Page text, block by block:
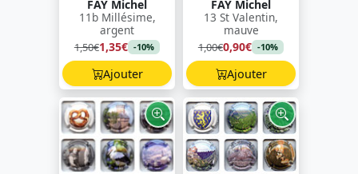
FAY Michel
11b Millésime,
argent
1,50€1,35€ -10%
Ajouter
FAY Michel
13 St Valentin,
mauve
1,00€0,90€ -10%
Ajouter